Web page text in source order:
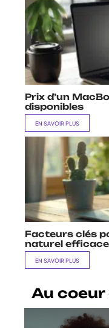
Prix d’un
disponibles
EN SAVOIR PLUS
Facteurs clés
naturel efficace
EN SAVOIR PLUS
Au